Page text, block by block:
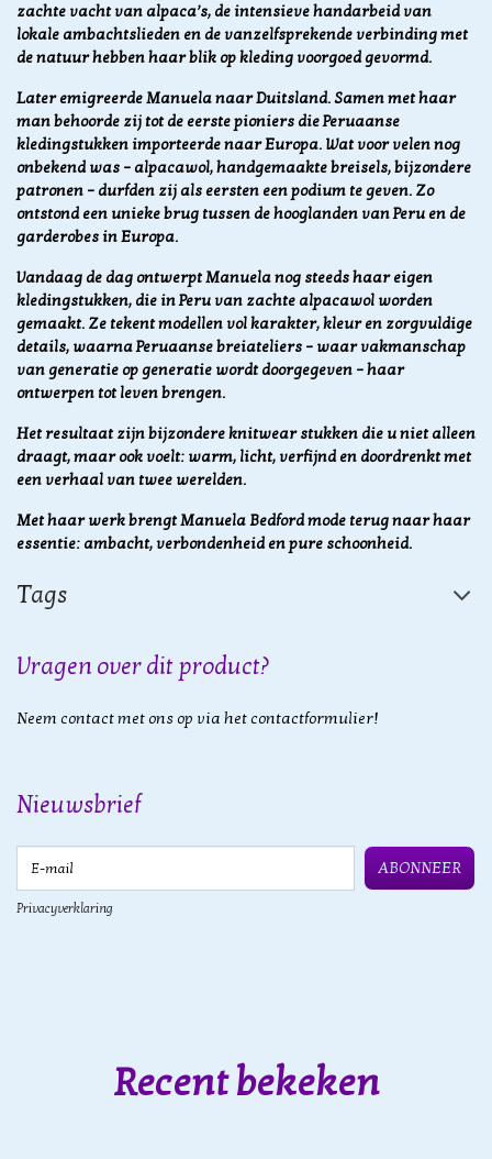
zachte vacht van alpaca’s, de intensieve handarbeid van
lokale ambachtslieden en de vanzelfsprekende verbinding met
de natuur hebben haar blik op kleding voorgoed gevormd.
Later emigreerde Manuela naar Duitsland. Samen met haar
man behoorde zij tot de eerste pioniers die Peruaanse
kledingstukken importeerde naar Europa. Wat voor velen nog
onbekend was – alpacawol, handgemaakte breisels, bijzondere
patronen – durfden zij als eersten een podium te geven. Zo
ontstond een unieke brug tussen de hooglanden van Peru en de
garderobes in Europa.
Vandaag de dag ontwerpt Manuela nog steeds haar eigen
kledingstukken, die in Peru van zachte alpacawol worden
gemaakt. Ze tekent modellen vol karakter, kleur en zorgvuldige
details, waarna Peruaanse breiateliers – waar vakmanschap
van generatie op generatie wordt doorgegeven – haar
ontwerpen tot leven brengen.
Het resultaat zijn bijzondere knitwear stukken die u niet alleen
draagt, maar ook voelt: warm, licht, verfijnd en doordrenkt met
een verhaal van twee werelden.
Met haar werk brengt Manuela Bedford mode terug naar haar
essentie: ambacht, verbondenheid en pure schoonheid.
Tags
Vragen over dit product?
Neem contact met ons op via het contactformulier!
Nieuwsbrief
ABONNEER
Privacyverklaring
Recent bekeken